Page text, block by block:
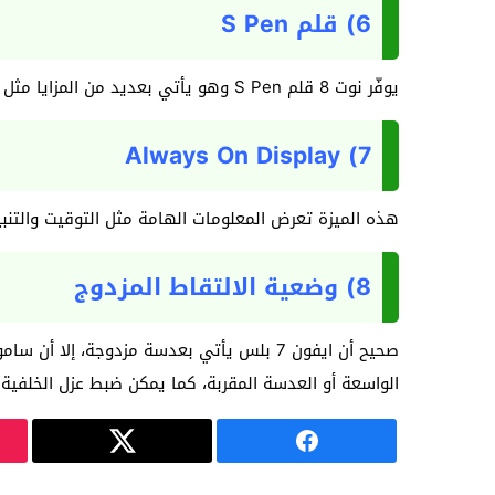
6) قلم S Pen
يوفّر نوت 8 قلم S Pen وهو يأتي بعديد من المزايا مثل كتابة المذكرات على الشاشة أثناء قفل الموبايل، كتابة نص بالقلم مع إمكانية ترجمته أوتوماتيكيا، والعديد من المزايا الأخرى.
7) Always On Display
هذه الميزة تعرض المعلومات الهامة مثل التوقيت
8) وضعية الالتقاط المزدوج
صحيح أن ايفون 7 بلس يأتي بعدسة
الواسعة أو العدسة المقربة، كما يمكن ضبط عزل